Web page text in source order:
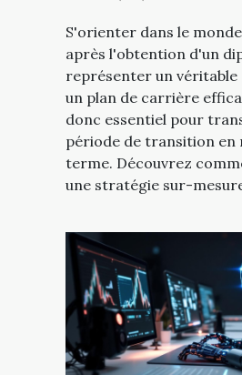
S'orienter dans le
après l'obtention d'un
représenter un véritable
un plan de carrière
donc essentiel pour
période de transition en
terme. Découvrez
une stratégie sur-